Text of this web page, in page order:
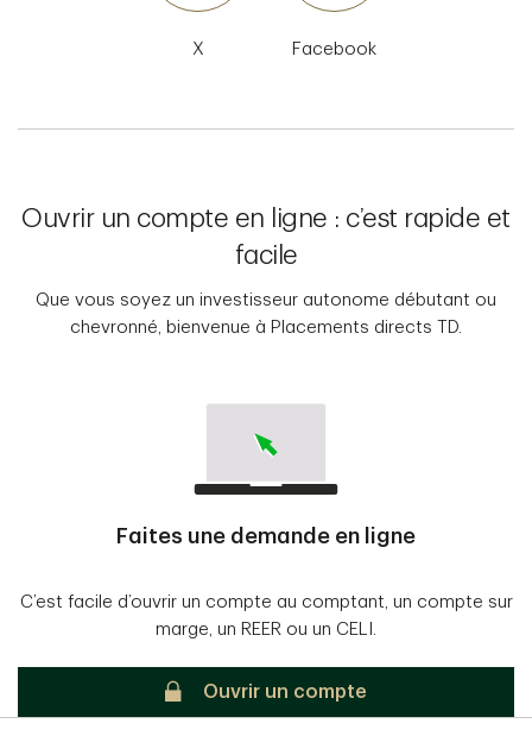
X Facebook
Ouvrir un compte en ligne : c’est rapide et
facile
Que vous soyez un investisseur autonome débutant ou
chevronné, bienvenue à Placements directs TD.
Faites une demande en ligne
C’est facile d’ouvrir un compte au comptant, un compte sur
marge, un REER ou un CELI.
Sécurisé
Ouvrir un compte